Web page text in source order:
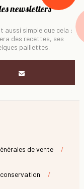
newsletters
aussi simple que cela :
des recettes, ses
paillettes.
de vente